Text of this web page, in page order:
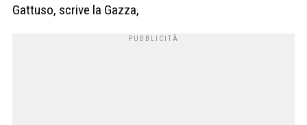
Gattuso, scrive la Gazza,